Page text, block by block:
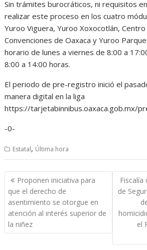
Sin trámites burocráticos, ni requisitos
realizar este proceso en los cuatro
Yuroo Viguera, Yuroo Xoxocotlán,
Convenciones de Oaxaca y Yuroo
horario de lunes a viernes de 8:00 a
8:00 a 14:00 horas.
El periodo de pre-registro inició el
manera digital en la liga
https://tarjetabinnibus.oaxaca.gob.mx/
-0-
Estatal, Última hora
Navegación
de
entradas
Proponen iniciativa para
que el derecho de
asentimiento se otorgue en
atención al interés superior de
la niñez
Fiscalía
de
el